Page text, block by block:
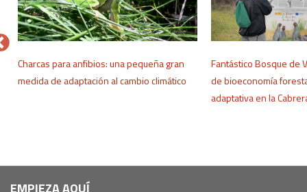
Charcas para anfibios: una pequeña gran
medida de adaptación al cambio climático
Fantástico Bosque de
de bioeconomía
adaptativa en la